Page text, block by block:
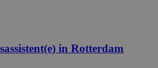
in Rotterdam